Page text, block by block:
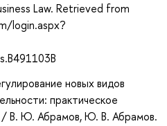
Law. Retrieved from
login.aspx?
новых видов
практическое
/ В. Ю. Абрамов, Ю. В. Абрамов.